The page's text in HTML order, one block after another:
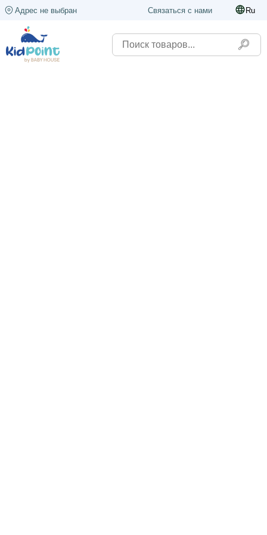
Адрес не выбран Связаться с нами Ru